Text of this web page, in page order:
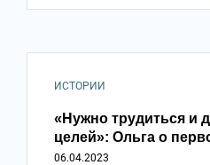
ИСТОРИИ
«Нужно трудиться и
целей»: Ольга о
06.04.2023